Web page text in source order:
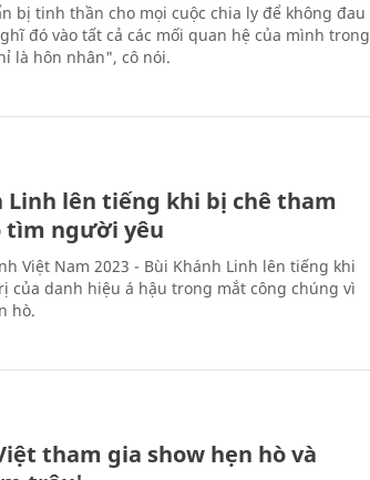
bị tinh thần cho mọi cuộc chia ly để không đau
đó vào tất cả các mối quan hệ của mình trong
là hôn nhân", cô nói.
Linh lên tiếng khi bị chê tham
tìm người yêu
Việt Nam 2023 - Bùi Khánh Linh lên tiếng khi
của danh hiệu á hậu trong mắt công chúng vì
hò.
tham gia show hẹn hò và